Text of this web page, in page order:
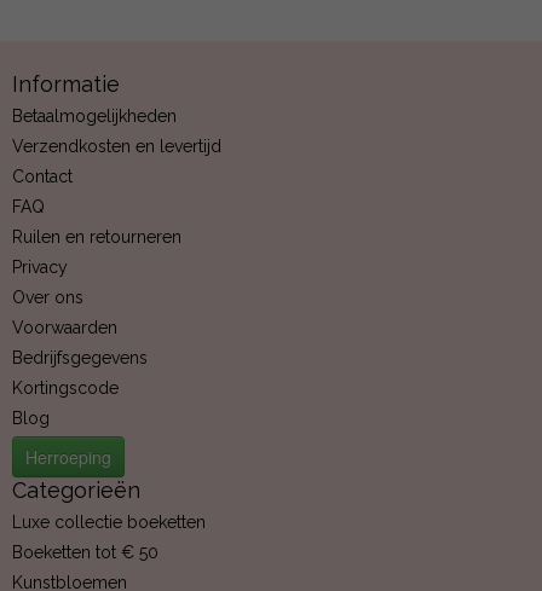
Informatie
Betaalmogelijkheden
Verzendkosten en levertijd
Contact
FAQ
Ruilen en retourneren
Privacy
Over ons
Voorwaarden
Bedrijfsgegevens
Kortingscode
Blog
Herroeping
Categorieën
Luxe collectie boeketten
Boeketten tot € 50
Kunstbloemen